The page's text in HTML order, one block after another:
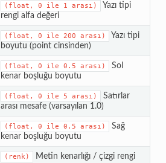
(float, 0 ile 1 arası)
Yazı tipi
rengi alfa değeri
(float, 0 ile 200 arası)
Yazı tipi
boyutu (point cinsinden)
(float, 0 ile 0.5 arası)
Sol
kenar boşluğu boyutu
(float, 0 ile 5 arası)
Satırlar
arası mesafe (varsayılan 1.0)
(float, 0 ile 0.5 arası)
Sağ
kenar boşluğu boyutu
(renk) Metin kenarlığı / çizgi rengi